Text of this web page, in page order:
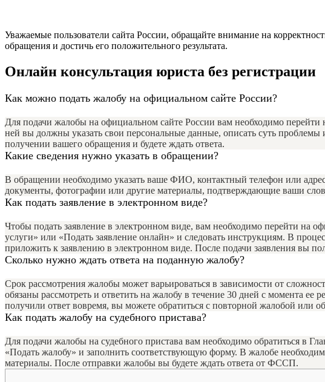
Уважаемые пользователи сайта России, обращайте внимание на
обращения и достичь его положительного результата.
Онлайн консультация юриста без регистрации
Как можно подать жалобу на официальном сайте России?
Для подачи жалобы на официальном сайте России вам необходимо
ней вы должны указать свои персональные данные, описать суть
получении вашего обращения и будете ждать ответа.
Какие сведения нужно указать в обращении?
В обращении необходимо указать ваше ФИО, контактный телефон или
документы, фотографии или другие материалы, подтверждающие ваши
Как подать заявление в электронном виде?
Чтобы подать заявление в электронном виде, вам необходимо перейти на
услуги» или «Подать заявление онлайн» и следовать инструкциям. В
приложить к заявлению в электронном виде. После подачи заявления вы
Сколько нужно ждать ответа на поданную жалобу?
Срок рассмотрения жалобы может варьироваться в зависимости от
обязаны рассмотреть и ответить на жалобу в течение 30 дней с момента
получили ответ вовремя, вы можете обратиться с повторной жалобой или
Как подать жалобу на судебного пристава?
Для подачи жалобы на судебного пристава вам необходимо обратиться
«Подать жалобу» и заполнить соответствующую форму. В жалобе
материалы. После отправки жалобы вы будете ждать ответа от ФССП.